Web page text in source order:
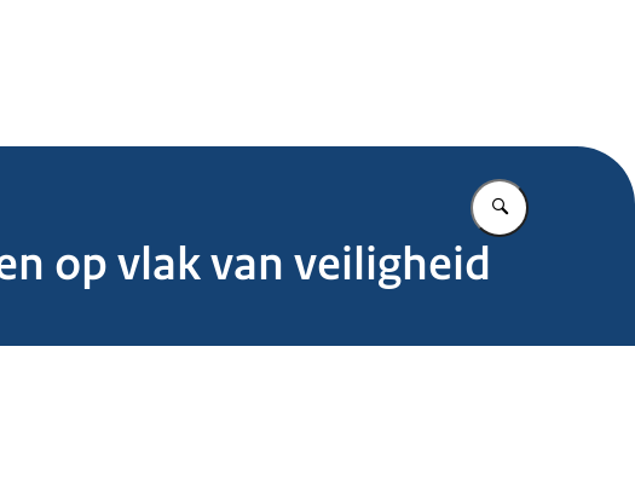
Vul in wat u
op vlak van veiligheid